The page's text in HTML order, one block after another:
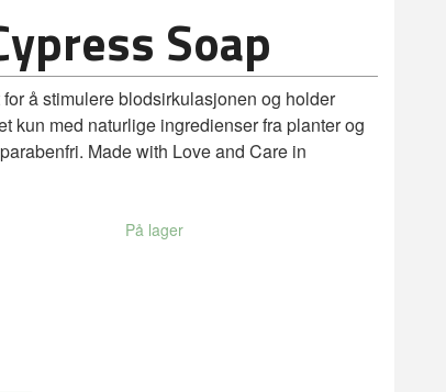
Soap
å stimulere blodsirkulasjonen og holder
kun med naturlige ingredienser fra planter og
Made with Love and Care in
På lager